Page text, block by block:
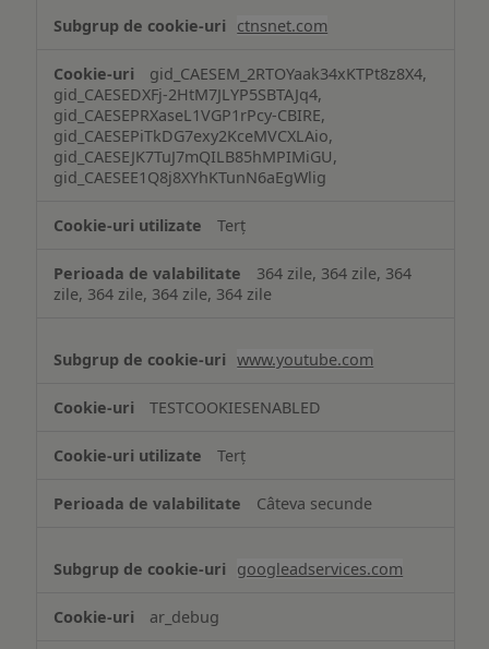
ctnsnet.com
gid_CAESEM_2RTOYaak34xKTPt8z8X4,
gid_CAESEDXFj-2HtM7JLYP5SBTAJq4,
gid_CAESEPRXaseL1VGP1rPcy-CBIRE,
gid_CAESEPiTkDG7exy2KceMVCXLAio,
gid_CAESEJK7TuJ7mQILB85hMPIMiGU,
gid_CAESEE1Q8j8XYhKTunN6aEgWlig
Terț
364 zile, 364 zile, 364
zile, 364 zile, 364 zile, 364 zile
www.youtube.com
TESTCOOKIESENABLED
Terț
Câteva secunde
googleadservices.com
ar_debug